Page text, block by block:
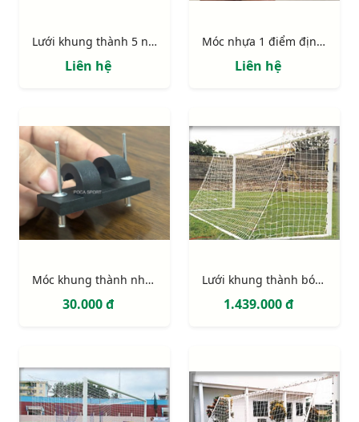
Lưới khung thành 5 người (có lõi)
Liên hệ
Móc nhựa 1 điểm định vị có chốt
Liên hệ
Móc khung thành nhựa PVC 2 điểm định vị (móc lưới khung thành)
30.000 đ
Lưới khung thành bóng đá 11 người (hình thang)
1.439.000 đ